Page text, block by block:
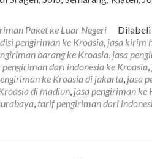
Paket ke Luar Negeri Dilabeli
pengiriman ke Kroasia, jasa kirim
barang ke Kroasia, jasa
pengiriman dari indonesia ke Kroasia,
ke Kroasia di jakarta, jasa
di madiun, jasa pengiriman ke
, tarif pengiriman dari